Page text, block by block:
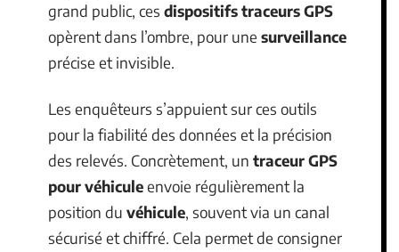
grand public, ces dispositifs traceurs GPS
opèrent dans l’ombre, pour une surveillance
précise et invisible.
Les enquêteurs s’appuient sur ces outils
pour la fiabilité des données et la précision
des relevés. Concrètement, un traceur GPS
pour véhiculeenvoie régulièrement la
position du véhicule, souvent via un canal
sécurisé et chiffré. Cela permet de consigner